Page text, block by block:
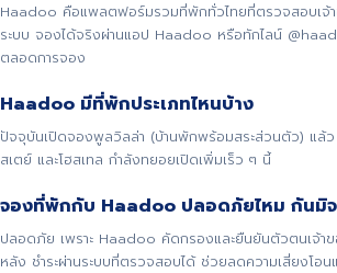
Haadoo คือแพลตฟอร์มรวมที่พักทั่วไทยที่ตรวจสอบเจ้
ระบบ จองได้จริงผ่านแอป Haadoo หรือทักไลน์
ตลอดการจอง
Haadoo มีที่พักประเภทไหนบ้าง
ปัจจุบันเปิดจองพูลวิลล่า (บ้านพักพร้อมสระส่วนตัว) แล้
สเตย์ และโฮสเทล กำลังทยอยเปิดเพิ่มเร็ว ๆ นี้
จองที่พักกับ Haadoo ปลอดภัยไหม กันมิ
ปลอดภัย เพราะ Haadoo คัดกรองและยืนยันตัวตนเจ้า
หลัง ชำระผ่านระบบที่ตรวจสอบได้ ช่วยลดความเสี่ยงโอน